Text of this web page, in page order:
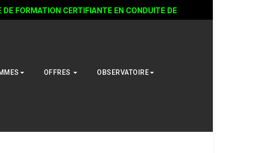
DE FORMATION CERTIFIANTE EN CONDUITE DE
OFFRES OBSERVATOIRE